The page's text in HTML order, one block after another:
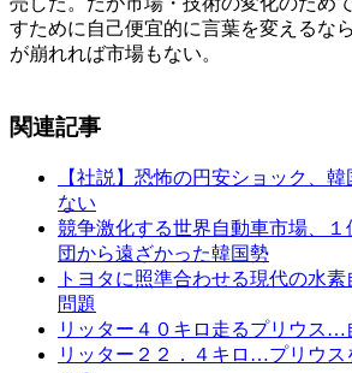
すために自己便宜的に言葉を変えるな
が崩れれば市場もない。
関連記事
【社説】恐怖の円安ショック、
ない
競争激化する世界自動車市場、
団から遠ざかった韓国勢
トヨタに照準合わせる現代の水
問題
リッター４０キロ走るプリウス…
リッター２２．４キロ…プリウス